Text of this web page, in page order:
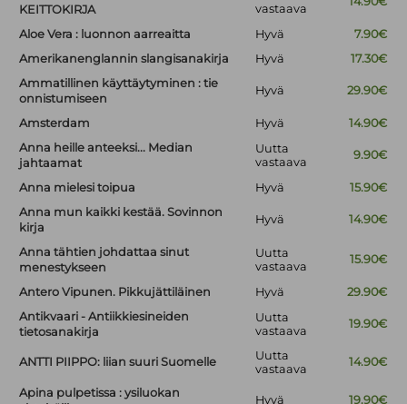
KEITTOKIRJA
vastaava
Aloe Vera : luonnon aarreaitta Hyvä
7.90€
Amerikanenglannin slangisanakirja
Hyvä
17.30€
Ammatillinen käyttäytyminen : tie
onnistumiseen
Hyvä 29.90€
Amsterdam Hyvä
14.90€
Anna heille anteeksi... Median
jahtaamat
Uutta
vastaava
9.90€
Anna mielesi toipua Hyvä
15.90€
Anna mun kaikki kestää. Sovinnon
kirja
Hyvä 14.90€
Anna tähtien johdattaa sinut
menestykseen
Uutta
vastaava
15.90€
Antero Vipunen. Pikkujättiläinen Hyvä
29.90€
Antikvaari - Antiikkiesineiden
tietosanakirja
Uutta
vastaava
19.90€
ANTTI PIIPPO: liian suuri Suomelle
Uutta
vastaava
14.90€
Apina pulpetissa : ysiluokan
Hyvä 19.90€